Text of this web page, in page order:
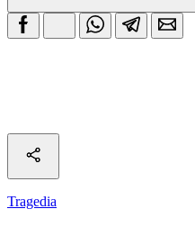
Tragedia